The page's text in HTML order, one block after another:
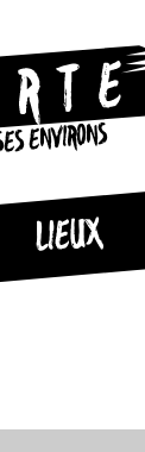
ENVIRONS
LIEUX